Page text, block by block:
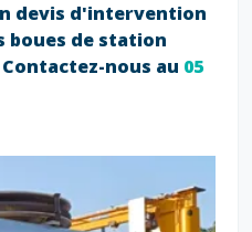
devis d'intervention
boues de station
nous au 05